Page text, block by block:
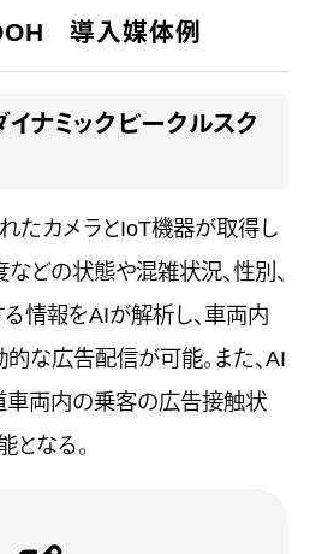
導入媒体例
ナミックビークルスク
たカメラとIoT機器が取得し
どの状態や混雑状況、性別、
情報をAIが解析し、車両内
な広告配信が可能。また、AI
車両内の乗客の広告接触状
となる。